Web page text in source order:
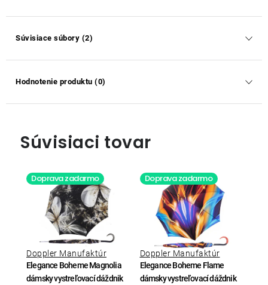
Súvisiace súbory (2)
Hodnotenie produktu (0)
Súvisiaci tovar
Doprava zadarmo
Elegance Boheme Magnolia
dámsky vystreľovací dáždnik
Doppler Manufaktúr
Doprava zadarmo
Elegance Boheme Flame
dámsky vystreľovací dáždnik
Doppler Manufaktúr